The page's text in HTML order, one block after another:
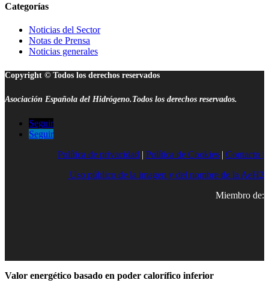
Categorías
Noticias del Sector
Notas de Prensa
Noticias generales
Copyright © Todos los derechos reservados
Asociación Española del Hidrógeno.Todos los derechos reservados.
Seguir
Seguir
Política de privacidad | Política de Cookies | Contacto |
Uso público de la imagen y del nombre de la AeH2
Miembro de:
Valor energético basado en poder calorífico inferior